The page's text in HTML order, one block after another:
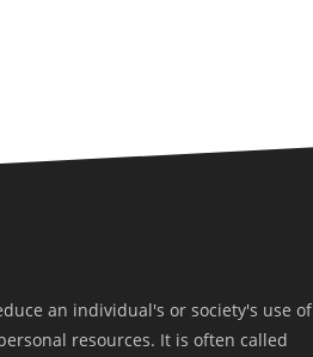
an individual's or society's use of
resources. It is often called